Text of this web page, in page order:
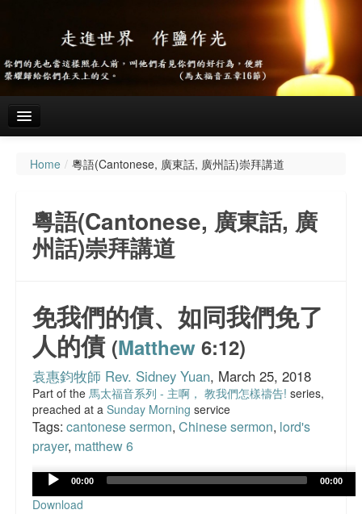
主頁
聚會資料
粵語(Cantonese, 廣東話, 廣州話)崇拜講道
代禱事項
主日學課程資料
文章分享
FaceBook 網頁
聯絡我們
Home / 粵語(Cantonese, 廣東話, 廣州話)崇拜講道
粵語(Cantonese, 廣東話, 廣
州話)崇拜講道
免我們的債、如同我們免了
人的債 (Matthew 6:12)
袁惠鈞牧師 Rev. Sidney Yuan, March 25, 2018
Part of the 馬太福音系列 - 主啊， 教我們怎樣禱告! series,
preached at a Sunday Morning service
Tags: cantonese sermon, Chinese sermon, lord's
prayer, matthew 6
Audio
Player
00:00 00:00
Download